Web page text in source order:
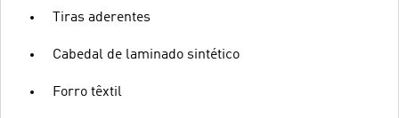
Tiras aderentes
Cabedal de laminado sintético
Forro têxtil